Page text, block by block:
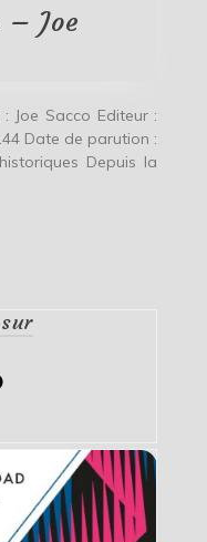
Sacco
Joe
Joe Sacco Editeur :
Date de parution :
Depuis la